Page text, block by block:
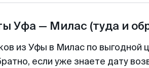
Уфа — Милас (туда и
из Уфы в Милас по выгодной
если уже знаете дату